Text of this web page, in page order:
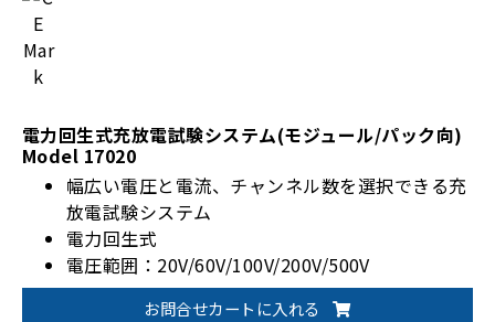
電力回生式充放電試験システム(モジュール/パック向)
Model 17020
幅広い電圧と電流、チャンネル数を選択できる充
放電試験システム
電力回生式
電圧範囲：20V/60V/100V/200V/500V
電流範囲：並列運転最大2600A
お問合せカートに入れる